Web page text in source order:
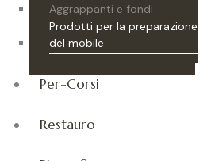
Aggrappanti e fondi
Prodotti per la preparazione
del mobile
Per-Corsi
Restauro